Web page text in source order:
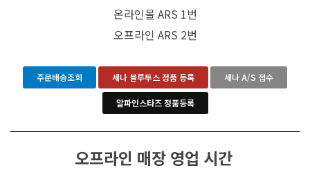
온라인몰 ARS 1번
오프라인 ARS 2번
주문배송조회 세나 블루투스 정품 등록 세나 A/S 접수
알파인스타즈 정품등록
오프라인 매장 영업 시간